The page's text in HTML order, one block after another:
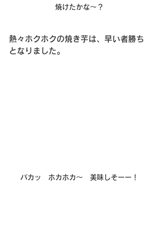
焼けたかな～？
熱々ホクホクの焼き芋は、早い者勝ち
となりました。
パカッ　ホカホカ～　美味しそーー！